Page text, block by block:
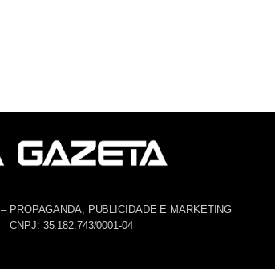
PROPAGANDA, PUBLICIDADE E MARKETING
CNPJ: 35.182.743/0001-04